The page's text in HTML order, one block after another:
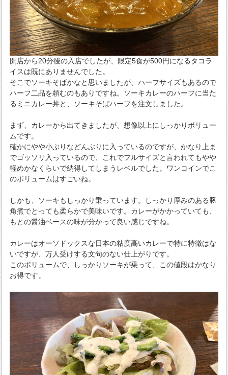
開店から20分後の入店でしたが、限定5食が500円になるタコラ
イスは既にありませんでした。
そこでソーキそばかなと思いましたが、ハーフサイズもあるので
ハーフ二品を頼むのもありですね。ソーキカレーのハーフに当た
るミニカレー丼と、ソーキそばハーフを注文しました。
まず、カレーから出てきましたが、想像以上にしっかりボリュー
ムです。
確かにやや小ぶりなどんぶりに入っているのですが、かなり上ま
でゴッソリ入っているので、これでフルサイズと言われてもやや
軽めかなくらいで納得してしまうレベルでした。ワンコインでこ
のボリュームはすごいね。
しかも、ソーキもしっかり乗っています。しっかり厚みのある豚
角煮でとっても柔らかで美味いです。カレーがかかっていても、
もとの醤油ベースの味が分かって良い感じですね。
カレーはオーソドックスな日本の粘度高いカレーで特に特徴はな
いですが、万人受けする文句のない仕上がりです。
このボリュームで、しっかりソーキが乗って、この値段はかなり
お得です。